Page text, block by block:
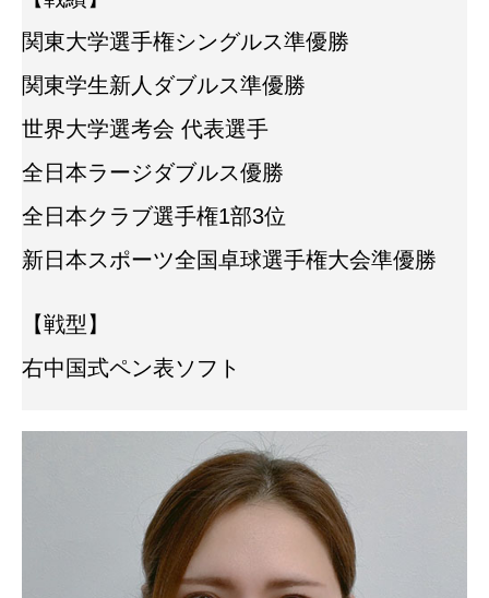
関東大学選手権シングルス準優勝
関東学生新人ダブルス準優勝
世界大学選考会 代表選手
全日本ラージダブルス優勝
全日本クラブ選手権1部3位
新日本スポーツ全国卓球選手権大会準優勝
【戦型】
右中国式ペン表ソフト